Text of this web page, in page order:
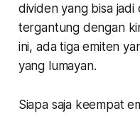
dividen yang bisa
tergantung dengan
ini, ada tiga emiten
yang lumayan.
Siapa saja keempat